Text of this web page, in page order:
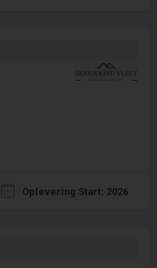
Oplevering Start: 2026